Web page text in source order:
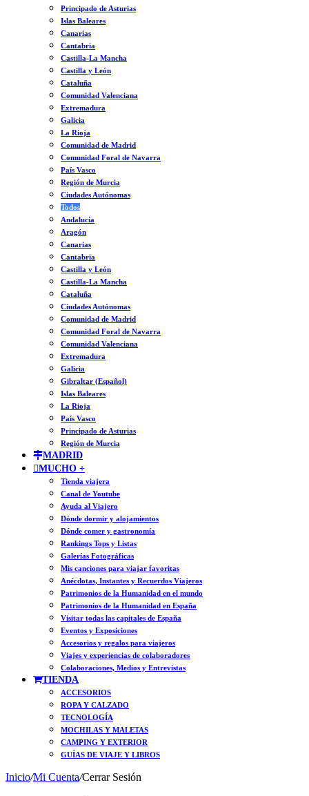
Principado de Asturias
Islas Baleares
Canarias
Cantabria
Castilla-La Mancha
Castilla y León
Cataluña
Comunidad Valenciana
Extremadura
Galicia
La Rioja
Comunidad de Madrid
Comunidad Foral de Navarra
País Vasco
Región de Murcia
Ciudades Autónomas
Todos
Andalucía
Aragón
Canarias
Cantabria
Castilla y León
Castilla-La Mancha
Cataluña
Ciudades Autónomas
Comunidad de Madrid
Comunidad Foral de Navarra
Comunidad Valenciana
Extremadura
Galicia
Gibraltar (Español)
Islas Baleares
La Rioja
País Vasco
Principado de Asturias
Región de Murcia
MADRID
MUCHO +
Tienda viajera
Canal de Youtube
Ayuda al Viajero
Dónde dormir y alojamientos
Dónde comer y gastronomía
Rankings Tops y Listas
Galerías Fotográficas
Mis canciones para viajar favoritas
Anécdotas, Instantes y Recuerdos Viajeros
Patrimonios de la Humanidad en el mundo
Patrimonios de la Humanidad en España
Visitar todas las capitales de España
Eventos y Exposiciones
Accesorios y regalos para viajeros
Viajes y experiencias de colaboradores
Colaboraciones, Medios y Entrevistas
TIENDA
ACCESORIOS
ROPA Y CALZADO
TECNOLOGÍA
MOCHILAS Y MALETAS
CAMPING Y EXTERIOR
GUÍAS DE VIAJE Y LIBROS
Inicio/Mi Cuenta/Cerrar Sesión